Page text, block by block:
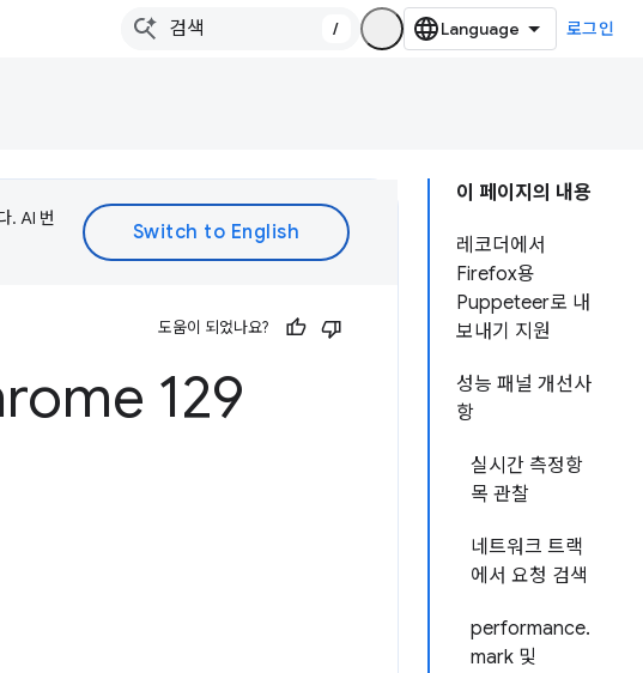
/ 로그인
이 페이지의 내용
레코더에서
Firefox용
Puppeteer로 내
보내기 지원
성능 패널 개선사
항
실시간 측정항
목 관찰
네트워크 트랙
에서 요청 검색
performance.
mark 및
. AI 번
도움이 되었나요?
129